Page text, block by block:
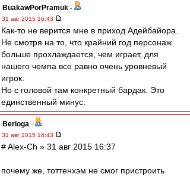
BuakawPorPramuk -
31 авг 2015 16:43
Как-то не верится мне в приход Адейбайора.
Не смотря на то, что крайний год персонаж
больше прохлаждается, чем играет, для
нашего чемпа все равно очень уровневый
игрок.
Но с головой там конкретный бардак. Это
единственный минус.
Berloga -
31 авг 2015 16:43
# Alex-Ch » 31 авг 2015 16:37
почему же, тоттенхэм не смог пристроить